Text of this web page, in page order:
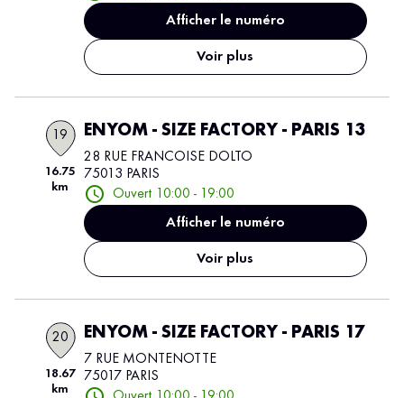
Afficher le numéro
Voir plus
19
16.75
km
ENYOM - SIZE FACTORY - PARIS 13
28 RUE FRANCOISE DOLTO
75013 PARIS
Ouvert 10:00 - 19:00
Afficher le numéro
Voir plus
20
18.67
km
ENYOM - SIZE FACTORY - PARIS 17
7 RUE MONTENOTTE
75017 PARIS